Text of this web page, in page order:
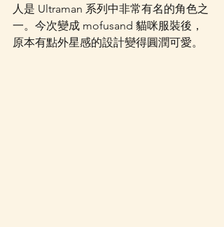
人是 Ultraman 系列中非常有名的角色之
一。今次變成 mofusand 貓咪服裝後，
原本有點外星感的設計變得圓潤可愛。